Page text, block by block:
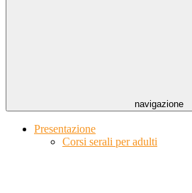
navigazione
Presentazione
Corsi serali per adulti